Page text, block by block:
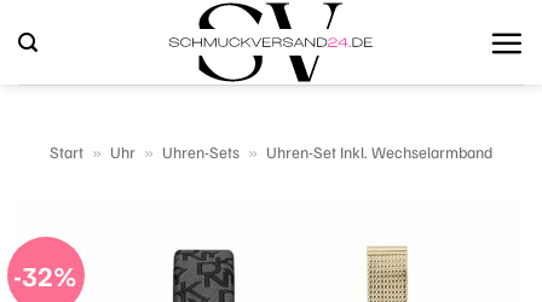
Inhalt
springen
Start » Uhr » Uhren-Sets » Uhren-Set Inkl. Wechselarmband
-32%